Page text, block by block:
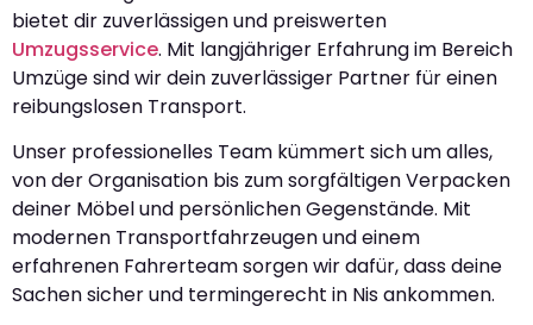
bietet dir zuverlässigen und preiswerten
Umzugsservice. Mit langjähriger Erfahrung im Bereich
Umzüge sind wir dein zuverlässiger Partner für einen
reibungslosen Transport.
Unser professionelles Team kümmert sich um alles,
von der Organisation bis zum sorgfältigen Verpacken
deiner Möbel und persönlichen Gegenstände. Mit
modernen Transportfahrzeugen und einem
erfahrenen Fahrerteam sorgen wir dafür, dass deine
Sachen sicher und termingerecht in Nis ankommen.